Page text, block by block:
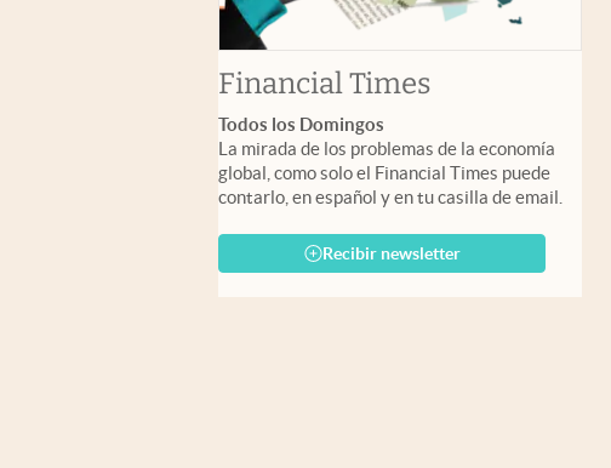
Financial Timesabre en
Todos los Domingos
La mirada de los problemas de la economía
global, como solo el Financial Times puede
contarlo, en español y en tu casilla de email.
Recibir newsletter